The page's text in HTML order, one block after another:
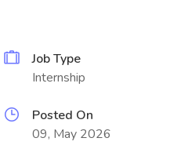
Job Type
Internship
Posted On
09, May 2026